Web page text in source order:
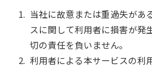
当社に故意または重過失があ
スに関して利用者に損害が発
切の責任を負いません。
利用者による本サービスの利